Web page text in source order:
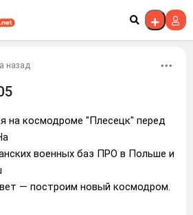
назад
на космодроме "Плесецк" перед
военных баз ПРО в Польше и
— построим новый космодром.